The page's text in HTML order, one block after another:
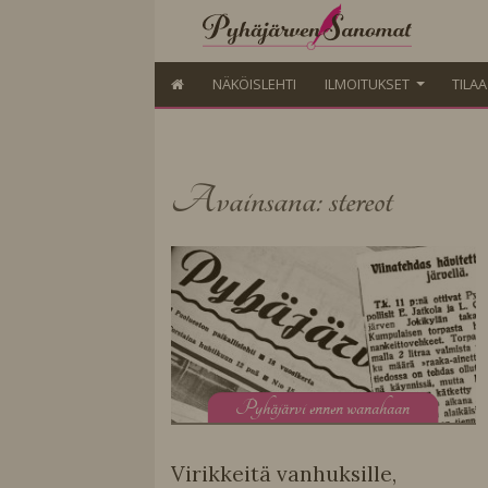
NÄKÖISLEHTI ILMOITUKSET
Avainsana: stereot
Pyhäjärvi ennen wanahaan
Virikkeitä vanhuksille,